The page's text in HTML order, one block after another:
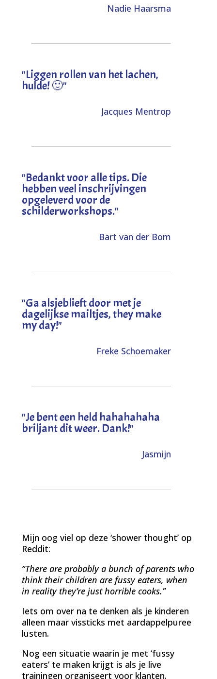
Nadie Haarsma
"Liggen rollen van het lachen,
hulde! 🙂"
Jacques Mentrop
"Bedankt voor alle tips. Die
hebben veel inschrijvingen
opgeleverd voor de
schilderworkshops."
Bart van der Bom
"Ga alsjeblieft door met je
dagelijkse mailtjes, they make
my day!"
Freke Schoemaker
"Je bent een held hahahahaha
briljant dit weer. Dank!"
Jasmijn
Mijn oog viel op deze ‘shower thought’ op
Reddit:
“There are probably a bunch of parents who
think their children are fussy eaters, when
in reality they’re just horrible cooks.”
Iets om over na te denken als je kinderen
alleen maar vissticks met aardappelpuree
lusten.
Nog een situatie waarin je met ‘fussy
eaters’ te maken krijgt is als je live
trainingen organiseert voor klanten.